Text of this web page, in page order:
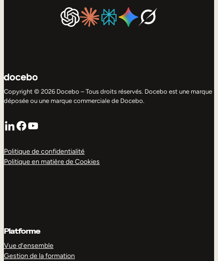
Copyright © 2026 Docebo – Tous droits réservés. Docebo est une marque
déposée ou une marque commerciale de Docebo.
LinkedIn
Facebook
YouTube
Politique de confidentialité
Politique en matière de Cookies
Platforme
Vue d’ensemble
Gestion de la formation